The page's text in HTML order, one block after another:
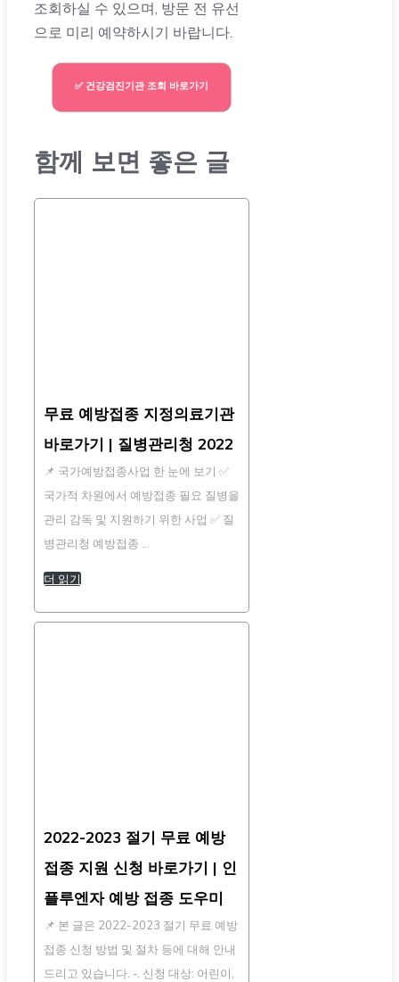
조회하실 수 있으며, 방문 전 유선
으로 미리 예약하시기 바랍니다.
✅ 건강검진기관 조회 바로가기
함께 보면 좋은 글
무료 예방접종 지정의료기관
바로가기 | 질병관리청 2022
📌 국가예방접종사업 한 눈에 보기 ✅
국가적 차원에서 예방접종 필요 질병을
관리 감독 및 지원하기 위한 사업 ✅ 질
병관리청 예방접종 …
더 읽기
2022-2023 절기 무료 예방
접종 지원 신청 바로가기 | 인
플루엔자 예방 접종 도우미
📌 본 글은 2022-2023 절기 무료 예방
접종 신청 방법 및 절차 등에 대해 안내
드리고 있습니다. -. 신청 대상: 어린이,